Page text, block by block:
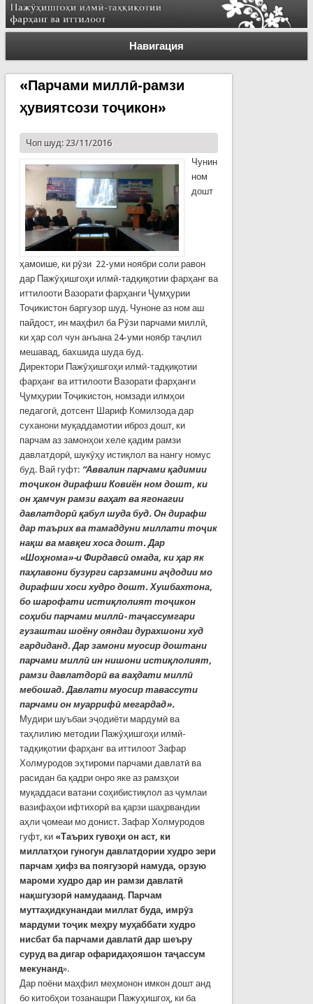
Навигация
«Парчами миллӣ-рамзи
ҳувиятсози тоҷикон»
Чоп шуд: 23/11/2016
Чунин
ном
дошт
ҳамоише, ки рӯзи 22-уми ноябри соли равон
дар Пажӯҳишгоҳи илмӣ-тадқиқотии фарҳанг ва
иттилооти Вазорати фарҳанги Ҷумҳурии
Тоҷикистон баргузор шуд. Чуноне аз ном аш
пайдост, ин маҳфил ба Рӯзи парчами миллӣ,
ки ҳар сол чун анъана 24-уми ноябр таҷлил
мешавад, бахшида шуда буд.
Директори Пажӯҳишгоҳи илмӣ-тадқиқотии
фарҳанг ва иттилооти Вазорати фарҳанги
Ҷумҳурии Тоҷикистон, номзади илмҳои
педагогӣ, дотсент Шариф Комилзода дар
суханони муқаддамотии иброз дошт, ки
парчам аз замонҳои хеле қадим рамзи
давлатдорӣ, шукӯҳу истиқлол ва нангу номус
буд. Вай гуфт: “Аввалин парчами қадимии
тоҷикон дирафши Ковиён ном дошт, ки
он ҳамчун рамзи ваҳат ва ягонагии
давлатдорӣ қабул шуда буд. Он дирафш
дар таърих ва тамаддуни миллати тоҷик
нақш ва мавқеи хоса дошт. Дар
«Шоҳнома»-и Фирдавсӣ омада, ки ҳар як
паҳлавони бузурги сарзамини аҷдодии мо
дирафши хоси худро дошт. Хушбахтона,
бо шарофати истиқлолият тоҷикон
соҳиби парчами миллӣ- таҷассумгари
гузаштаи шоёну ояндаи дурахшони худ
гардиданд. Дар замони муосир доштани
парчами миллӣ ин нишони истиқлолият,
рамзи давлатдорӣ ва ваҳдати миллӣ
мебошад. Давлати муосир тавассути
парчами он муаррифӣ мегардад».
Мудири шуъбаи эҷодиёти мардумӣ ва
таҳлилию методии Пажӯҳишгоҳи илмӣ-
тадқиқотии фарҳанг ва иттилоот Зафар
Холмуродов эҳтироми парчами давлатӣ ва
расидан ба қадри онро яке аз рамзҳои
муқаддаси ватани соҳибистиқлол аз ҷумлаи
вазифаҳои ифтихорӣ ва қарзи шаҳрвандии
аҳли ҷомеаи мо донист. Зафар Холмуродов
гуфт, ки «Таърих гувоҳи он аст, ки
миллатҳои гуногун давлатдории худро зери
парчам ҳифз ва поягузорӣ намуда, орзую
мароми худро дар ин рамзи давлатӣ
нақшгузорӣ намудаанд. Парчам
муттаҳидкунандаи миллат буда, имрӯз
мардуми тоҷик меҳру муҳаббати худро
нисбат ба парчами давлатӣ дар шеъру
суруд ва дигар офаридаҳояшон таҷассум
мекунанд».
Дар поёни маҳфил меҳмонон имкон дошт анд
бо китобҳои тозанашри Пажуҳишгоҳ, ки ба